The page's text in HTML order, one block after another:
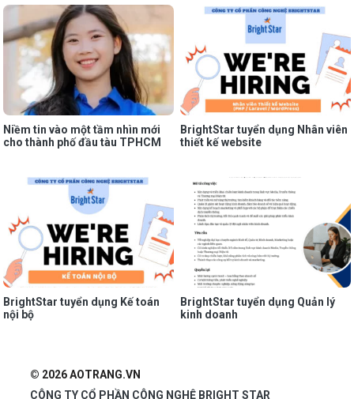
Niềm tin vào một tầm nhìn mới
cho thành phố đầu tàu TPHCM
BrightStar tuyển dụng Nhân viên
thiết kế website
BrightStar tuyển dụng Kế toán
nội bộ
BrightStar tuyển dụng Quản lý
kinh doanh
© 2026 AOTRANG.VN
CÔNG TY CỔ PHẦN CÔNG NGHỆ BRIGHT STAR